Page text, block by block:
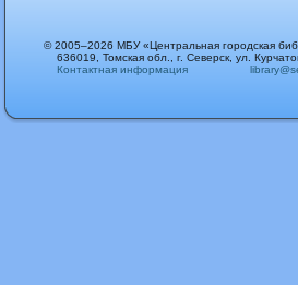
© 2005–2026 МБУ «Центральная городская
636019, Томская обл., г. Северск, ул.
Контактная информация